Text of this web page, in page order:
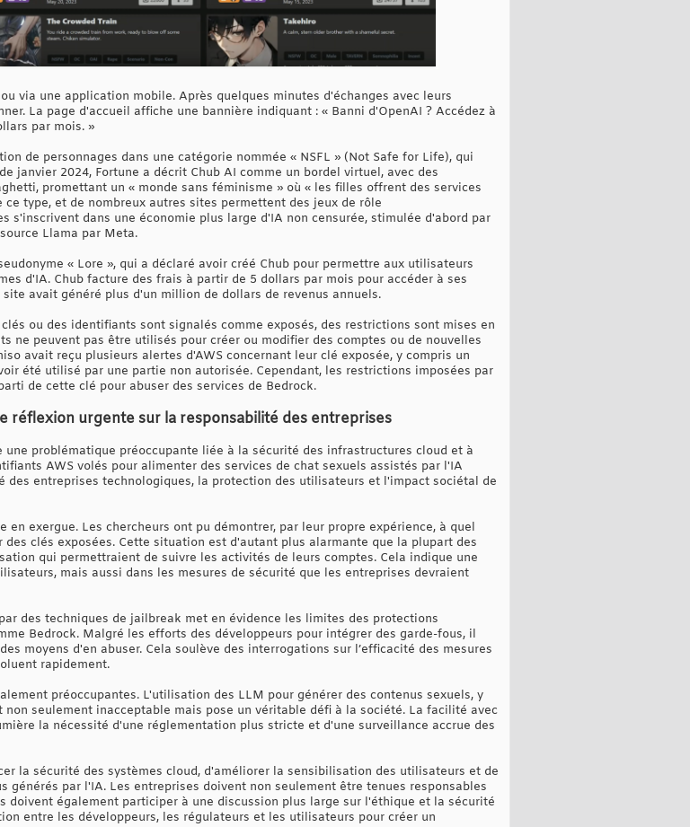
via une application mobile. Après quelques minutes d'échanges avec leurs
La page d'accueil affiche une bannière indiquant : « Banni d'OpenAI ? Accédez à
par mois. »
de personnages dans une catégorie nommée « NSFL » (Not Safe for Life), qui
janvier 2024, Fortune a décrit Chub AI comme un bordel virtuel, avec des
promettant un « monde sans féminisme » où « les filles offrent des services
type, et de nombreux autres sites permettent des jeux de rôle
s'inscrivent dans une économie plus large d'IA non censurée, stimulée d'abord par
Llama par Meta.
« Lore », qui a déclaré avoir créé Chub pour permettre aux utilisateurs
d'IA. Chub facture des frais à partir de 5 dollars par mois pour accéder à ses
avait généré plus d'un million de dollars de revenus annuels.
ou des identifiants sont signalés comme exposés, des restrictions sont mises en
ne peuvent pas être utilisés pour créer ou modifier des comptes ou de nouvelles
avait reçu plusieurs alertes d'AWS concernant leur clé exposée, y compris un
été utilisé par une partie non autorisée. Cependant, les restrictions imposées par
de cette clé pour abuser des services de Bedrock.
réflexion urgente sur la responsabilité des entreprises
une problématique préoccupante liée à la sécurité des infrastructures cloud et à
AWS volés pour alimenter des services de chat sexuels assistés par l'IA
des entreprises technologiques, la protection des utilisateurs et l'impact sociétal de
exergue. Les chercheurs ont pu démontrer, par leur propre expérience, à quel
clés exposées. Cette situation est d'autant plus alarmante que la plupart des
qui permettraient de suivre les activités de leurs comptes. Cela indique une
mais aussi dans les mesures de sécurité que les entreprises devraient
des techniques de jailbreak met en évidence les limites des protections
Bedrock. Malgré les efforts des développeurs pour intégrer des garde-fous, il
moyens d'en abuser. Cela soulève des interrogations sur l’efficacité des mesures
rapidement.
préoccupantes. L'utilisation des LLM pour générer des contenus sexuels, y
seulement inacceptable mais pose un véritable défi à la société. La facilité avec
la nécessité d'une réglementation plus stricte et d'une surveillance accrue des
la sécurité des systèmes cloud, d'améliorer la sensibilisation des utilisateurs et de
générés par l'IA. Les entreprises doivent non seulement être tenues responsables
doivent également participer à une discussion plus large sur l'éthique et la sécurité
entre les développeurs, les régulateurs et les utilisateurs pour créer un